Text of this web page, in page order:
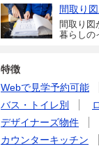
間取り
間取り図
暮らしの
特徴
Webで見学予約可能
バス・トイレ別
デザイナーズ物件
カウンターキッチン